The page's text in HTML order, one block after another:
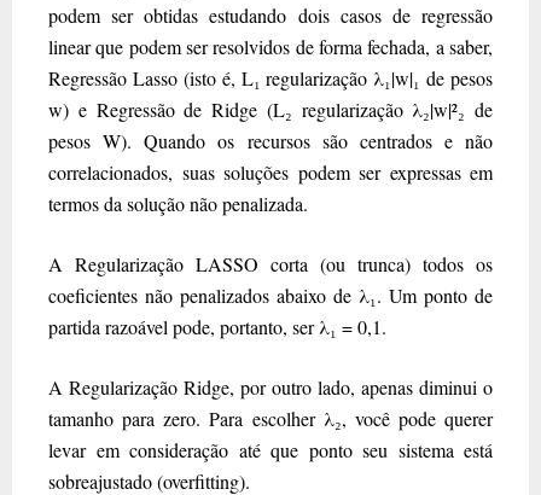
podem ser obtidas estudando dois casos de regressão
linear que podem ser resolvidos de forma fechada, a saber,
Regressão Lasso (isto é, L₁ regularização λ₁|w|₁ de pesos
w) e Regressão de Ridge (L₂ regularização λ₂|w|²₂ de
pesos W). Quando os recursos são centrados e não
correlacionados, suas soluções podem ser expressas em
termos da solução não penalizada.
A Regularização LASSO corta (ou trunca) todos os
coeficientes não penalizados abaixo de λ₁. Um ponto de
partida razoável pode, portanto, ser λ₁ = 0,1.
A Regularização Ridge, por outro lado, apenas diminui o
tamanho para zero. Para escolher λ₂, você pode querer
levar em consideração até que ponto seu sistema está
sobreajustado (overfitting).